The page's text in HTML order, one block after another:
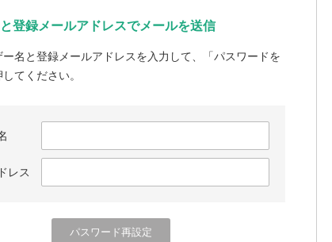
登録メールアドレスでメールを送信
名と登録メールアドレスを入力して、「パスワードを
てください。
レス